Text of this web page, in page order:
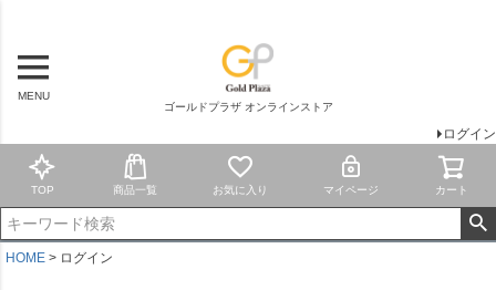
MENU
ゴールドプラザ オンラインストア
ログイン
TOP 商品一覧 お気に入り マイページ カート
HOME ログイン